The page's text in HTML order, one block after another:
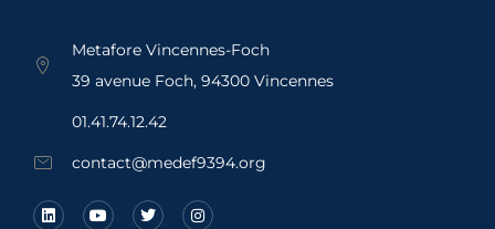
Metafore Vincennes-Foch
39 avenue Foch, 94300 Vincennes
01.41.74.12.42
contact@medef9394.org